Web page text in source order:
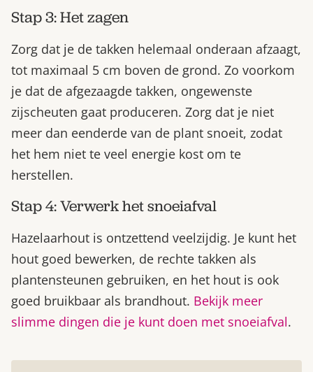
Stap 3: Het zagen
Zorg dat je de takken helemaal onderaan afzaagt,
tot maximaal 5 cm boven de grond. Zo voorkom
je dat de afgezaagde takken, ongewenste
zijscheuten gaat produceren. Zorg dat je niet
meer dan eenderde van de plant snoeit, zodat
het hem niet te veel energie kost om te
herstellen.
Stap 4: Verwerk het snoeiafval
Hazelaarhout is ontzettend veelzijdig. Je kunt het
hout goed bewerken, de rechte takken als
plantensteunen gebruiken, en het hout is ook
goed bruikbaar als brandhout. Bekijk meer
slimme dingen die je kunt doen met snoeiafval.